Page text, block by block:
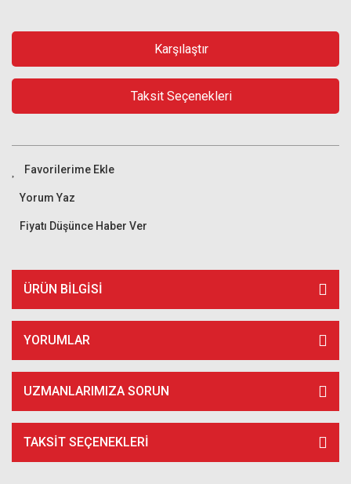
Karşılaştır
Taksit Seçenekleri
Yorum Yaz
Fiyatı Düşünce Haber Ver
ÜRÜN BILGISI
YORUMLAR
UZMANLARIMIZA SORUN
TAKSIT SEÇENEKLERI